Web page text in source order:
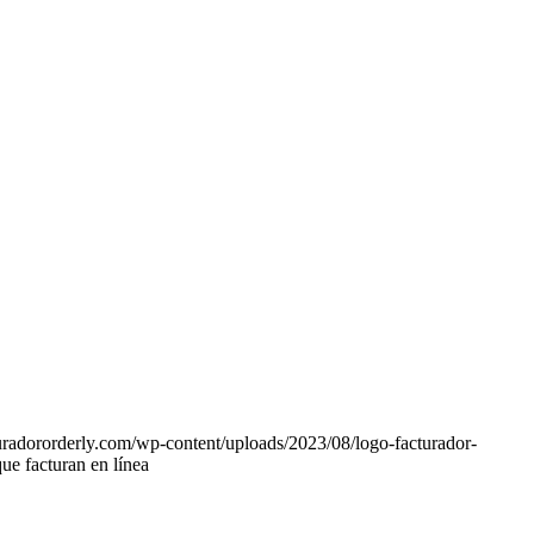
wp-content/uploads/2023/08/logo-facturador-
facturan en línea